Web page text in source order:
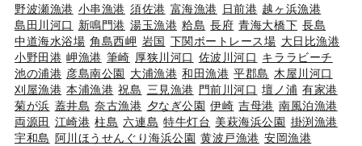
野波瀬漁港 小串漁港 須佐港 富海漁港 日前港 越ヶ浜漁港
島田川河口
新鳴門港 湯玉漁港 粭島 長府 青海大橋下 長島
中道海水浴場 角島西岬 岩国 下関ボートレース場 大日比漁港
小野田港 岬漁港 筆崎 厚狭川河口 佐波川河口 キララビーチ
池の浦港 彦島南公園 大浦漁港 和田漁港 平郡島 木屋川河口
刈屋漁港 本浦漁港 祝島 三見漁港 門前川河口 壇ノ浦 有家港
菊が浜 蓋井島 奈古漁港 夕なぎ公園 伊崎 吉母港 南風泊漁港
両源田 江崎港 柱島 六連島 特牛灯台 美萩海浜公園 掛渕漁港
宇和島 阿川ほうせんぐり海浜公園 黄波戸漁港 安岡漁港